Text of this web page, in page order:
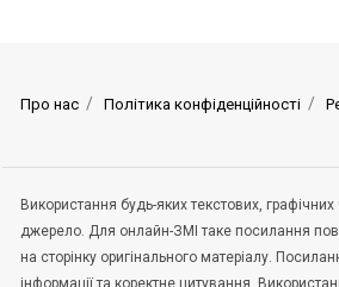
Про нас Політика конфіденційності
Використання будь-яких текстових,
джерело. Для онлайн-ЗМІ таке посилання
на сторінку оригінального матеріалу.
інформації та коректне цитування.